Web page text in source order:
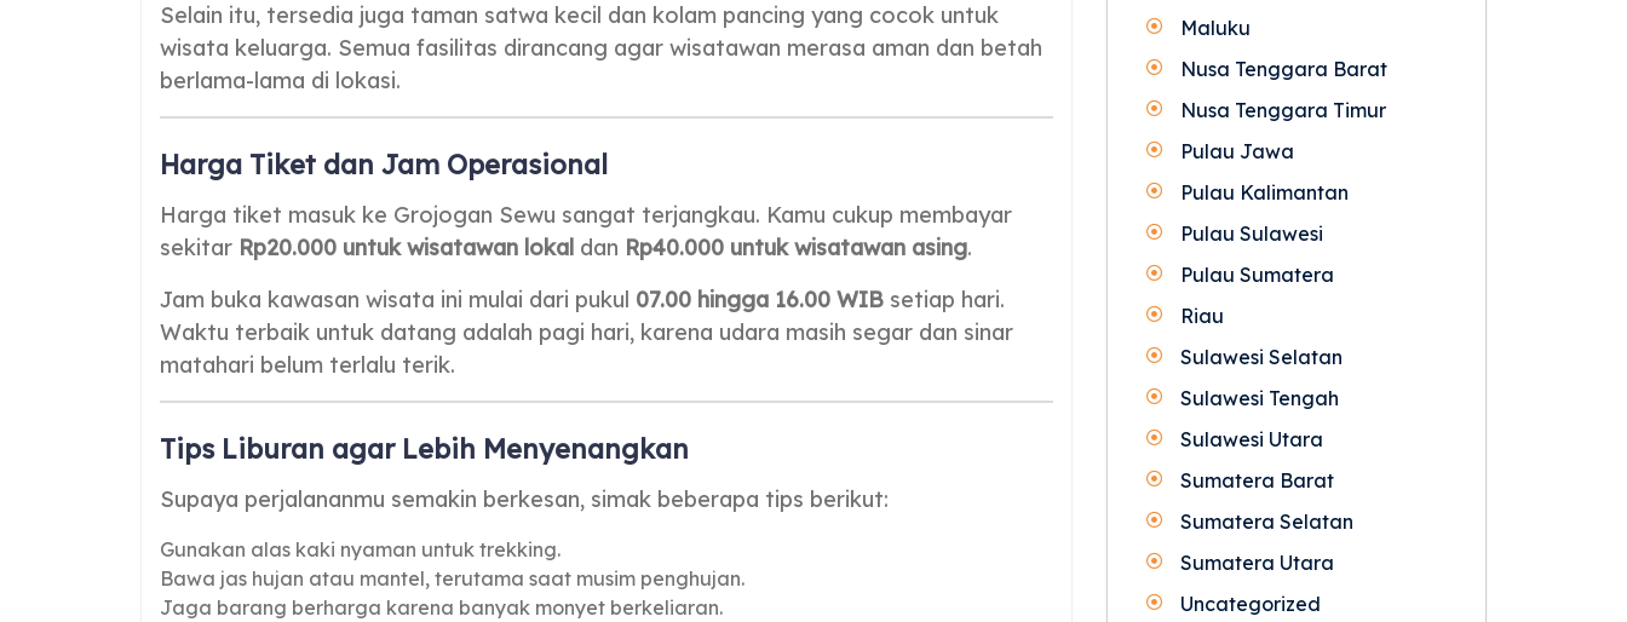
Selain itu, tersedia juga taman satwa kecil dan kolam pancing yang cocok untuk
wisata keluarga. Semua fasilitas dirancang agar wisatawan merasa aman dan betah
berlama-lama di lokasi.
Harga Tiket dan Jam Operasional
Harga tiket masuk ke Grojogan Sewu sangat terjangkau. Kamu cukup membayar
sekitar Rp20.000 untuk wisatawan lokal dan Rp40.000 untuk wisatawan asing.
Jam buka kawasan wisata ini mulai dari pukul 07.00 hingga 16.00 WIB setiap hari.
Waktu terbaik untuk datang adalah pagi hari, karena udara masih segar dan sinar
matahari belum terlalu terik.
Tips Liburan agar Lebih Menyenangkan
Supaya perjalananmu semakin berkesan, simak beberapa tips berikut:
Gunakan alas kaki nyaman untuk trekking.
Bawa jas hujan atau mantel, terutama saat musim penghujan.
Jaga barang berharga karena banyak monyet berkeliaran.
Maluku
Nusa Tenggara Barat
Nusa Tenggara Timur
Pulau Jawa
Pulau Kalimantan
Pulau Sulawesi
Pulau Sumatera
Riau
Sulawesi Selatan
Sulawesi Tengah
Sulawesi Utara
Sumatera Barat
Sumatera Selatan
Sumatera Utara
Uncategorized